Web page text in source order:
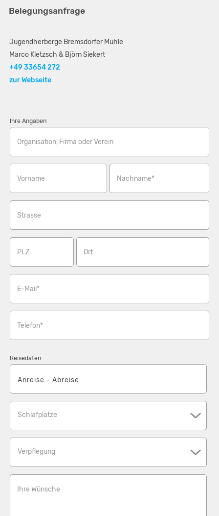
Belegungsanfrage
Jugendherberge Bremsdorfer Mühle
Marco Kletzsch & Björn Siekert
+49 33654 272
zur Webseite
Ihre Angaben
Organisation, Firma oder Verein
Vorname Nachname*
Strasse
PLZ Ort
E-Mail*
Telefon*
Reisedaten
Schlafplätze
Verpflegung
Ihre Wünsche